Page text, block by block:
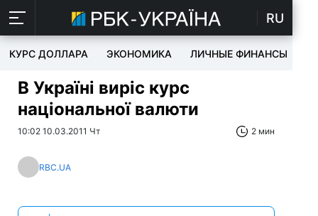
RU
КУРС ДОЛЛАРА ЭКОНОМИКА ЛИЧНЫЕ ФИНАНСЫ
В Україні виріс курс
національної валюти
10:02 10.03.2011 Чт 2 мин
RBC.UA